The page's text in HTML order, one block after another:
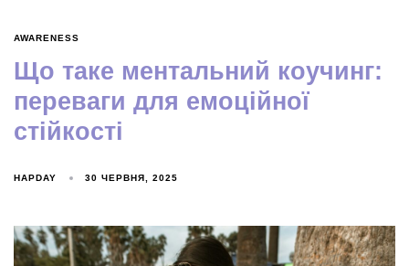
AWARENESS
Що таке ментальний коучинг:
переваги для емоційної
стійкості
HAPDAY 30 ЧЕРВНЯ, 2025